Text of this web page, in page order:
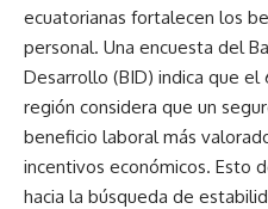
ecuatorianas fortalecen los
personal. Una encuesta del
Desarrollo (BID) indica que
región considera que un
beneficio laboral más
incentivos económicos. Esto
hacia la búsqueda de